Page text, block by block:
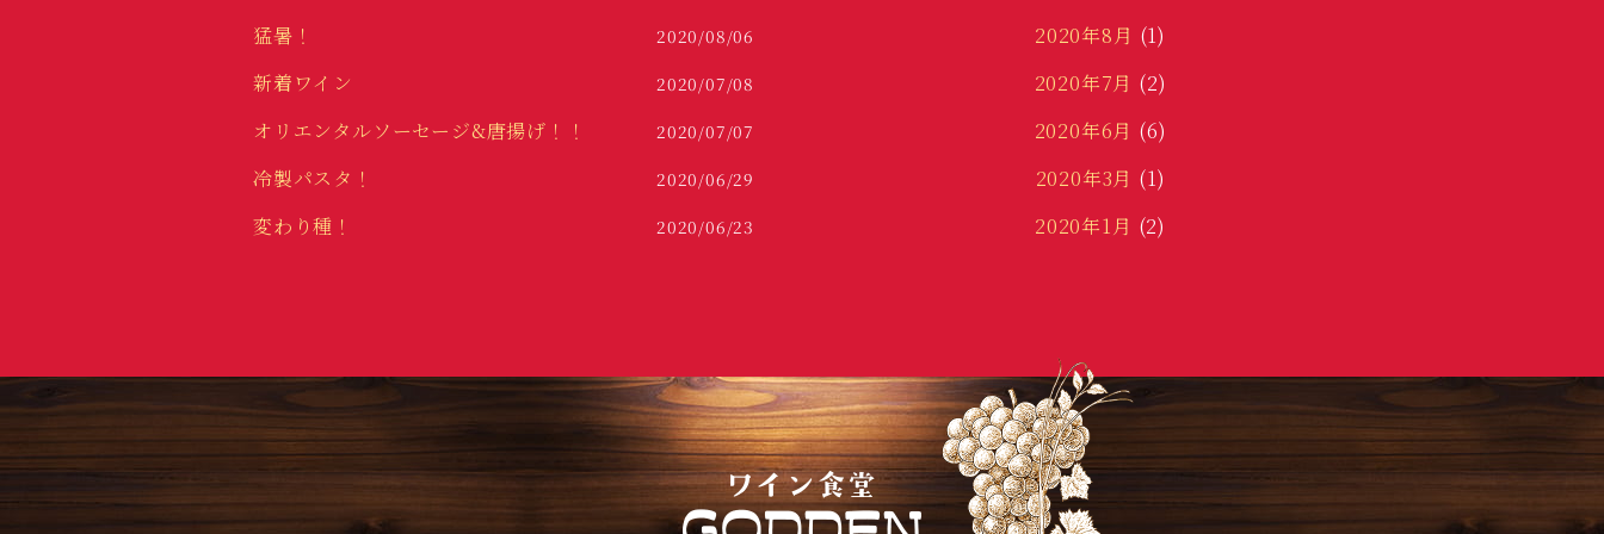
猛暑！ 2020/08/06
新着ワイン 2020/07/08
オリエンタルソーセージ&唐揚げ！！ 2020/07/07
冷製パスタ！ 2020/06/29
変わり種！ 2020/06/23
2020年8月 (1)
2020年7月 (2)
2020年6月 (6)
2020年3月 (1)
2020年1月 (2)
2019年10月
2019年9月
2019年8月(3)
2019年7月